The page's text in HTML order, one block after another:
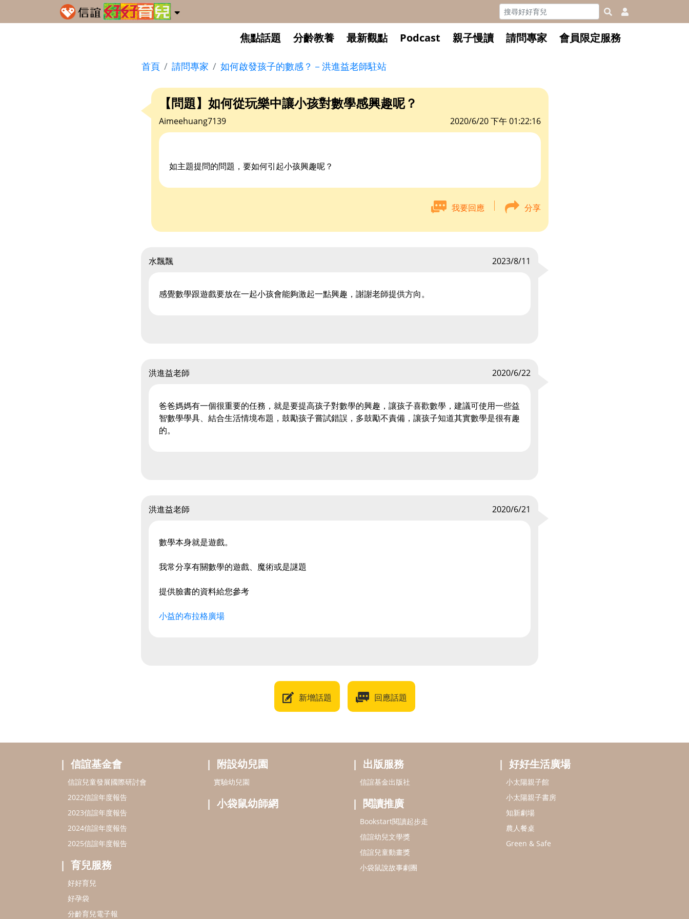
焦點話題 分齡教養 最新觀點 Podcast 親子慢讀 請問專家 會員限定服務
首頁 請問專家 如何啟發孩子的數感？－洪進益老師駐站
【問題】如何從玩樂中讓小孩對數學感興趣呢？
Aimeehuang7139 2020/6/20 下午 01:22:16
如主題提問的問題，要如何引起小孩興趣呢？
我要回應 分享
水飄飄 2023/8/11
感覺數學跟遊戲要放在一起小孩會能夠激起一點興趣，謝謝老師提供方向。
洪進益老師 2020/6/22
爸爸媽媽有一個很重要的任務，就是要提高孩子對數學的興趣，讓孩子喜歡數學，建議可使用一些益
智數學學具、結合生活情境布題，鼓勵孩子嘗試錯誤，多鼓勵不責備，讓孩子知道其實數學是很有趣
的。
洪進益老師 2020/6/21
數學本身就是遊戲。
我常分享有關數學的遊戲、魔術或是謎題
提供臉書的資料給您參考
小益的布拉格廣場
新增話題 回應話題
信誼基金會
信誼兒童發展國際研討會
2022信誼年度報告
2023信誼年度報告
2024信誼年度報告
2025信誼年度報告
育兒服務
好好育兒
好孕袋
分齡育兒電子報
附設幼兒園
實驗幼兒園
小袋鼠幼師網
出版服務
信誼基金出版社
閱讀推廣
Bookstart閱讀起步走
信誼幼兒文學獎
信誼兒童動畫獎
小袋鼠說故事劇團
好好生活廣場
小太陽親子館
小太陽親子書房
知新劇場
農人餐桌
Green & Safe